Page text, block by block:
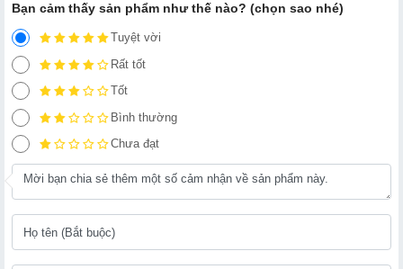
Bạn cảm thấy sản phẩm như thế nào? (chọn sao nhé)
Tuyệt vời
Rất tốt
Tốt
Bình thường
Chưa đạt